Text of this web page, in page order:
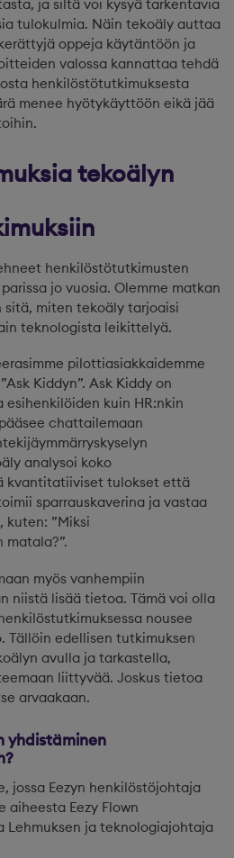
ja siltä voi kysyä tarkentavia
tulokulmia. Näin tekoäly auttaa
oppeja käytäntöön ja
valossa kannattaa tehdä
henkilöstötutkimuksesta
menee hyötykäyttöön eikä jää
tekoälyn
henkilöstötutkimusten
jo vuosia. Olemme matkan
miten tekoäly tarjoaisi
teknologista leikittelyä.
pilottiasiakkaidemme
Kiddyn”. Ask Kiddy on
kuin HR:nkin
chattailemaan
analysoi koko
kvantitatiiviset tulokset että
sparrauskaverina ja vastaa
kuten: ”Miksi
matala?”.
myös vanhempiin
niistä lisää tietoa. Tämä voi olla
nousee
Tällöin edellisen tutkimuksen
avulla ja tarkastella,
liittyvää. Joskus tietoa
arvaakaan.
yhdistäminen
jossa Eezyn henkilöstöjohtaja
aiheesta Eezy Flown
Lehmuksen ja teknologiajohtaja